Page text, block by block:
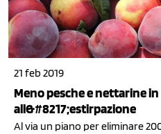
21 feb 2019
Meno pesche e nettarine
all&#8217;estirpazione
Al via un piano per eliminare